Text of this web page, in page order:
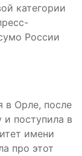
категории
России
в Орле, после
поступила в
имени
про этот